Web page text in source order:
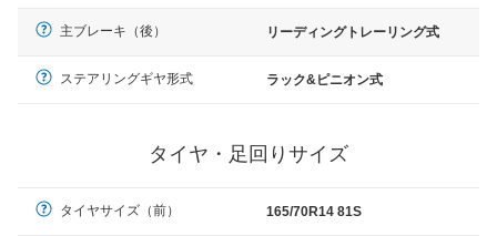
主ブレーキ（後） リーディングトレーリング式
ステアリングギヤ形式 ラック&ピニオン式
タイヤ・足回りサイズ
タイヤサイズ（前） 165/70R14 81S